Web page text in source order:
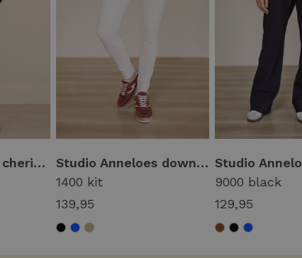
Studio Anneloes cherie jumpsuit 94854 Jumpsuit 9000 black
Studio Anneloes downstairs bonded trousers 94803 1400 kit
1400 kit
139,95
9000 black
129,95